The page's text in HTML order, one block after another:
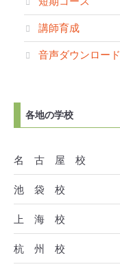
講師育成
音声ダウンロード
各地の学校
名 古 屋 校
池 袋 校
上 海 校
杭 州 校